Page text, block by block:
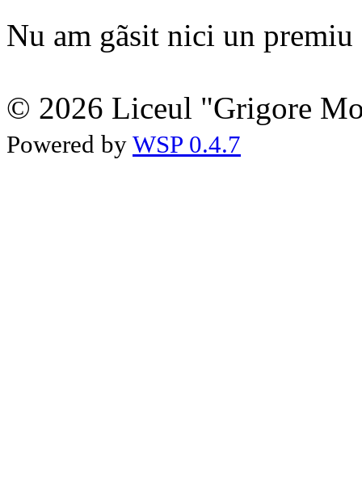
Nu am gãsit nici un premiu
© 2026 Liceul "Grigore
Powered by WSP 0.4.7